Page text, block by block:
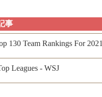
事
130 Team Rankings For 2021
Leagues - WSJ